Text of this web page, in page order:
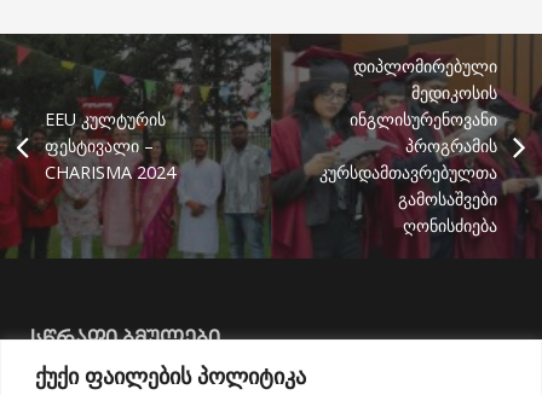
ქუქი ფაილების პოლიტიკა
EEU კულტურის
ფესტივალი –
CHARISMA 2024
დიპლომირებული
მედიკოსის
ინგლისურენოვანი
პროგრამის
კურსდამთავრებულთა
გამოსაშვები
ღონისძიება
ᲡᲬᲠᲐᲤᲘ ᲑᲛᲣᲚᲔᲑᲘ